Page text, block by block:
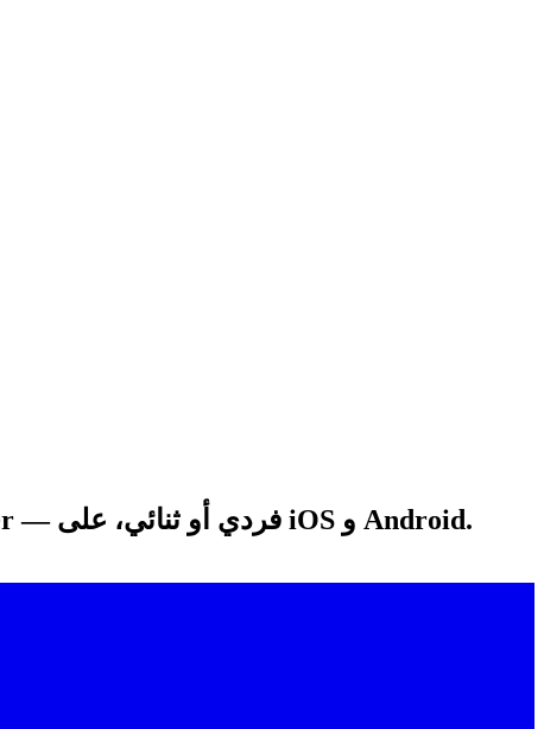
تعزيزات الرتب، والانتصارات، وبدايات المواسم، و Legendary Queue من لاعبي Challenger — فردي أو ثنائي، على iOS و Android.